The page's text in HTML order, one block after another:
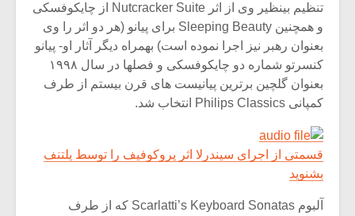
تنظیم بینظیر وی از اثر Nutcracker Suite از چایکوفسکی
و همچنین Sleeping Beauty برای پیانو (هر دو اثر را وی
بعنوان رهبر نیز اجرا نموده است) بهمراه دیگر آثار او- پیانو
کنسرتو شماره دو چایکوفسکی و فصلها در سال ۱۹۹۸
بعنوان گلچین برترین پیانیست های قرن بیستم از طرف
کمپانی Philips Classics انتخاب شد.
قسمتی از اجرای سیندرلا اثر پروکوفیف را توسط پلتنف
بشنوید
آلبوم Scarlatti’s Keyboard Sonatas که از طرف